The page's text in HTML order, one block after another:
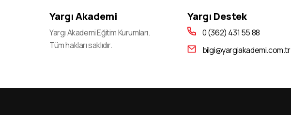
2023-KPSS Alan Bilgisi Oturumları için Sınav
Günü Açık Tutulacak İl/ilçe Nüfus Müdürlükleri
2023-KPSS A Grubu Ve Öğretmenlik Sınavı
Yargı Akademi
Yargı Akademi Eğitim Kurumları.
Tüm hakları saklıdır.
Yargı Destek
0 (362) 431 55 88
bilgi@yargiakademi.com.tr